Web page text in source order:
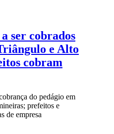
ser cobrados
e Alto
cobram
do pedágio em
prefeitos e
de empresa